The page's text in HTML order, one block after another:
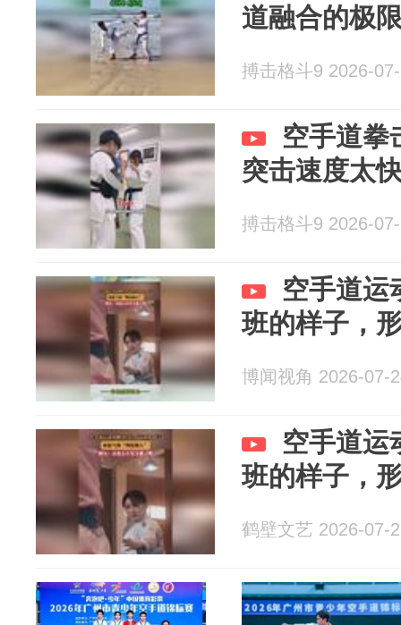
道融合的极
搏击格斗9 2026-
空手道拳
突击速度太
搏击格斗9 2026-
空手道运
班的样子，
博闻视角 2026-07-
空手道运
班的样子，
鹤壁文艺 2026-07-